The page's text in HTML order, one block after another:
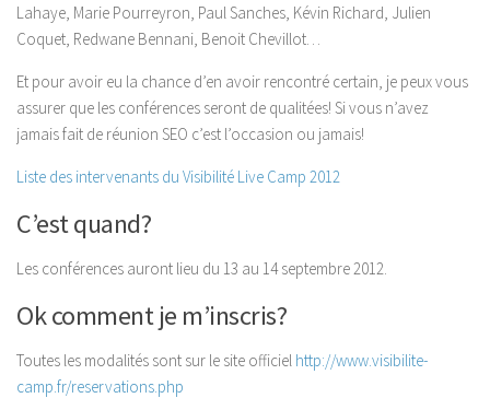
Lahaye, Marie Pourreyron, Paul Sanches, Kévin Richard, Julien
Coquet, Redwane Bennani, Benoit Chevillot…
Et pour avoir eu la chance d’en avoir rencontré certain, je peux vous
assurer que les conférences seront de qualitées! Si vous n’avez
jamais fait de réunion SEO c’est l’occasion ou jamais!
Liste des intervenants du Visibilité Live Camp 2012
C’est quand?
Les conférences auront lieu du 13 au 14 septembre 2012.
Ok comment je m’inscris?
Toutes les modalités sont sur le site officiel http://www.visibilite-
camp.fr/reservations.php